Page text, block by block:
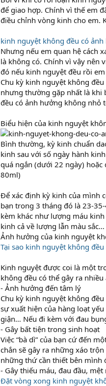
để giao hợp. Chính vì thế em
điều chỉnh vòng kinh cho em.
kinh nguyệt không đều có
Nhưng nếu em quan hệ cách
là không có. Chính vì vậy nên
đó nếu kinh nguyệt đều rồi
Chu kỳ kinh nguyệt không
nhưng thường gặp nhất là khi
đều có ảnh hưởng không nhỏ
Biểu hiện của kinh nguyệt
Bình thường, kỳ kinh chuẩn
kinh sau với số ngày hành
quá ngắn (dưới 22 ngày)
80ml)
Để xác định kỳ kinh của mình
bạn trong 3 tháng đó là 23-
kèm khác như lượng máu
kinh cả về lượng lẫn màu sắc…
Ảnh hưởng của kinh nguyệt
Tại sao kinh nguyệt không
Kinh nguyệt được coi là một
không đều có thể gây ra
- Ảnh hưởng đến tâm lý
Chu kỳ kinh nguyệt không
sự xuất hiện của hàng loạt
giận… Nếu đi kèm với đau
- Gây bất tiện trong sinh hoạt
Việc “bà dì” của bạn cứ đến
chắn sẽ gây ra những xáo
những thứ cần thiết bên mình
- Gây thiếu máu, đau đầu, mệt
Đặt vòng xong kinh nguyệt